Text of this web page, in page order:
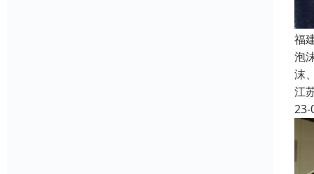
福
泡
沫
江
23-